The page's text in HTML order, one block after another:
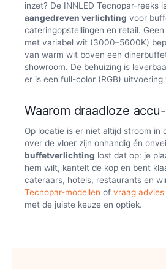
inzet? De INNLED Tecnopar-reeks
aangedreven verlichting voor
cateringopstellingen en retail.
met variabel wit (3000–5600K)
van warm wit boven een
showroom. De behuizing is
er is een full-color (RGB)
Waarom draadloze
Op locatie is er niet altijd stroom in
over de vloer zijn onhandig én
buffetverlichting lost dat op: je
hem wilt, kantelt de kop en bent
cateraars, hotels, restaurants en
Tecnopar-modellen of vraag advies
met de juiste keuze en optiek.